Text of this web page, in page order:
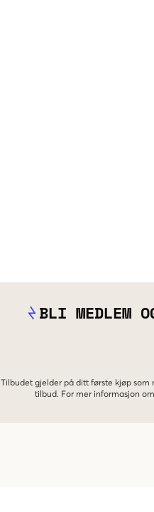
BLI MEDLEM
Tilbudet gjelder på ditt første kjøp som
tilbud. For mer informasjon